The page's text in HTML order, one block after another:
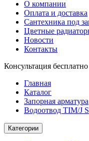
О компании
Оплата и доставка
Сантехника под
Цветные
Новости
Контакты
Консультация бесплатно
Главная
Каталог
Запорная арматура
Водоотвод TIM/J
Категории